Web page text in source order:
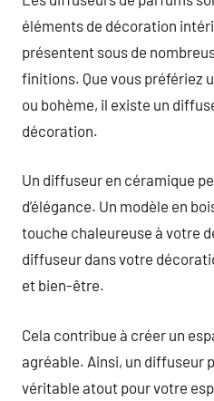
éléments de décoration
présentent sous de
finitions. Que vous préfériez
ou bohème, il existe un
décoration.
Un diffuseur en céramique
d’élégance. Un modèle en
touche chaleureuse à votre
diffuseur dans votre
et bien-être.
Cela contribue à créer un
agréable. Ainsi, un diffuseur
véritable atout pour votre